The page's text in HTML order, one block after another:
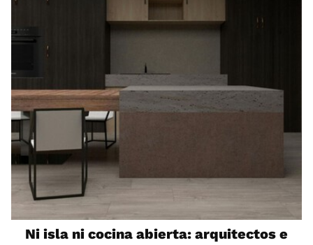
Ni isla ni cocina abierta: arquitectos e